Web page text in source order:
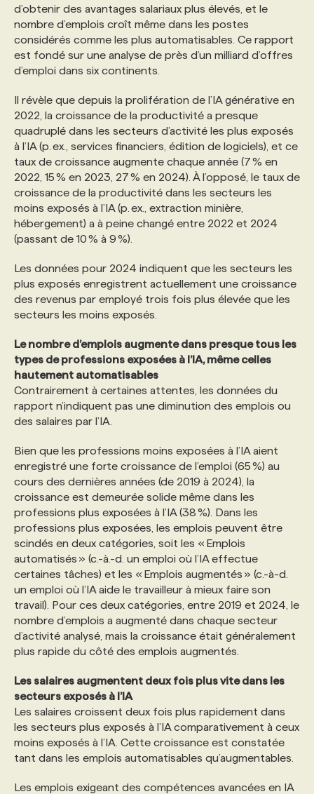
TENDANCES
ÉVÉNEMENTIEL
NOS AUTEUR‧RICES
ANNONCEZ AVEC NOUS
NOS FORMATEUR‧RICES
POURQUOI CHOISIR NOS FORMATIONS
NOS TARIFS
PROGRAMMES DE SUBVENTIONS
FAQ
NOS EXPERTISES
FAQ
ANNONCEZ AVEC NOUS
d’obtenir des avantages salariaux plus élevés, et le
nombre d’emplois croît même dans les postes
considérés comme les plus automatisables. Ce rapport
est fondé sur une analyse de près d’un milliard d’offres
d’emploi dans six continents.
Il révèle que depuis la prolifération de l’IA générative en
2022, la croissance de la productivité a presque
quadruplé dans les secteurs d’activité les plus exposés
à l’IA (p. ex., services financiers, édition de logiciels), et ce
taux de croissance augmente chaque année (7 % en
2022, 15 % en 2023, 27 % en 2024). À l’opposé, le taux de
croissance de la productivité dans les secteurs les
moins exposés à l’IA (p. ex., extraction minière,
hébergement) a à peine changé entre 2022 et 2024
(passant de 10 % à 9 %).
Les données pour 2024 indiquent que les secteurs les
plus exposés enregistrent actuellement une croissance
des revenus par employé trois fois plus élevée que les
secteurs les moins exposés.
Le nombre d’emplois augmente dans presque tous les
types de professions exposées à l’IA, même celles
hautement automatisables
Contrairement à certaines attentes, les données du
rapport n’indiquent pas une diminution des emplois ou
des salaires par l’IA.
Bien que les professions moins exposées à l’IA aient
enregistré une forte croissance de l’emploi (65 %) au
cours des dernières années (de 2019 à 2024), la
croissance est demeurée solide même dans les
professions plus exposées à l’IA (38 %). Dans les
professions plus exposées, les emplois peuvent être
scindés en deux catégories, soit les « Emplois
automatisés » (c.-à.-d. un emploi où l’IA effectue
certaines tâches) et les « Emplois augmentés » (c.-à-d.
un emploi où l’IA aide le travailleur à mieux faire son
travail). Pour ces deux catégories, entre 2019 et 2024, le
nombre d’emplois a augmenté dans chaque secteur
d’activité analysé, mais la croissance était généralement
plus rapide du côté des emplois augmentés.
Les salaires augmentent deux fois plus vite dans les
secteurs exposés à l’IA
Les salaires croissent deux fois plus rapidement dans
les secteurs plus exposés à l’IA comparativement à ceux
moins exposés à l’IA. Cette croissance est constatée
tant dans les emplois automatisables qu’augmentables.
Les emplois exigeant des compétences avancées en IA